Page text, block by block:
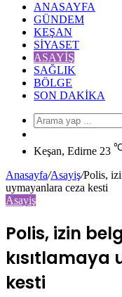
...
ANASAYFA
GÜNDEM
KEŞAN
SIYASET
ASAYIŞ
SAĞLIK
BÖLGE
SON DAKIKA
Makale
Keşan, Edirne 23 ℃
Anasayfa/Asayiş/Polis,
uymayanlara ceza kesti
Asayiş
Polis, izin
kesti